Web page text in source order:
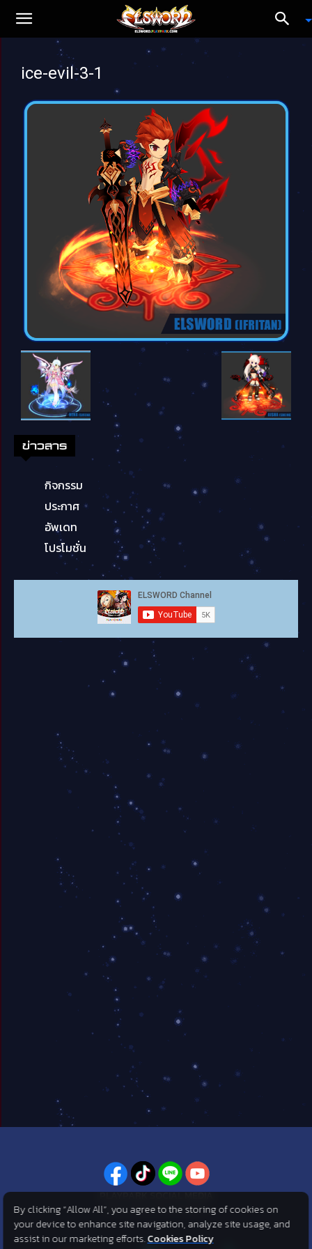
ice-evil-3-1
ข่าวสาร
กิจกรรม
ประกาศ
อัพเดท
โปรโมชั่น
PLAYPARK SOCIAL MEDIA
ไม่พลาดทุกข่าวสารจาก PlayPark
By clicking “Allow All”, you agree to the storing of cookies on
your device to enhance site navigation, analyze site usage, and
assist in our marketing efforts.Cookies Policy